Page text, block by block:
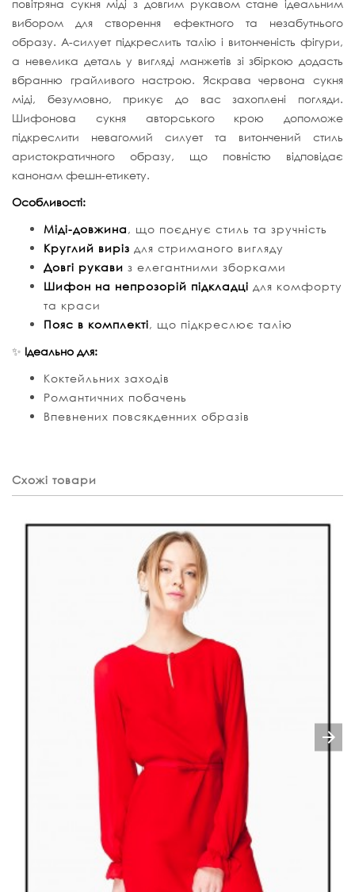
повітряна сукня міді з довгим рукавом стане ідеальним
вибором для створення ефектного та незабутнього
образу. А-силует підкреслить талію і витонченість фігури,
а невелика деталь у вигляді манжетів зі збіркою додасть
вбранню грайливого настрою. Яскрава червона сукня
міді, безумовно, прикує до вас захоплені погляди.
Шифонова сукня авторського крою допоможе
підкреслити невагомий силует та витончений стиль
аристократичного образу, що повністю відповідає
канонам фешн-етикету.
Особливості:
Міді-довжина, що поєднує стиль та зручність
Круглий виріз для стриманого вигляду
Довгі рукави з елегантними зборками
Шифон на непрозорій підкладці для комфорту
та краси
Пояс в комплекті, що підкреслює талію
✨ Ідеально для:
Коктейльних заходів
Романтичних побачень
Впевнених повсякденних образів
Схожі товари